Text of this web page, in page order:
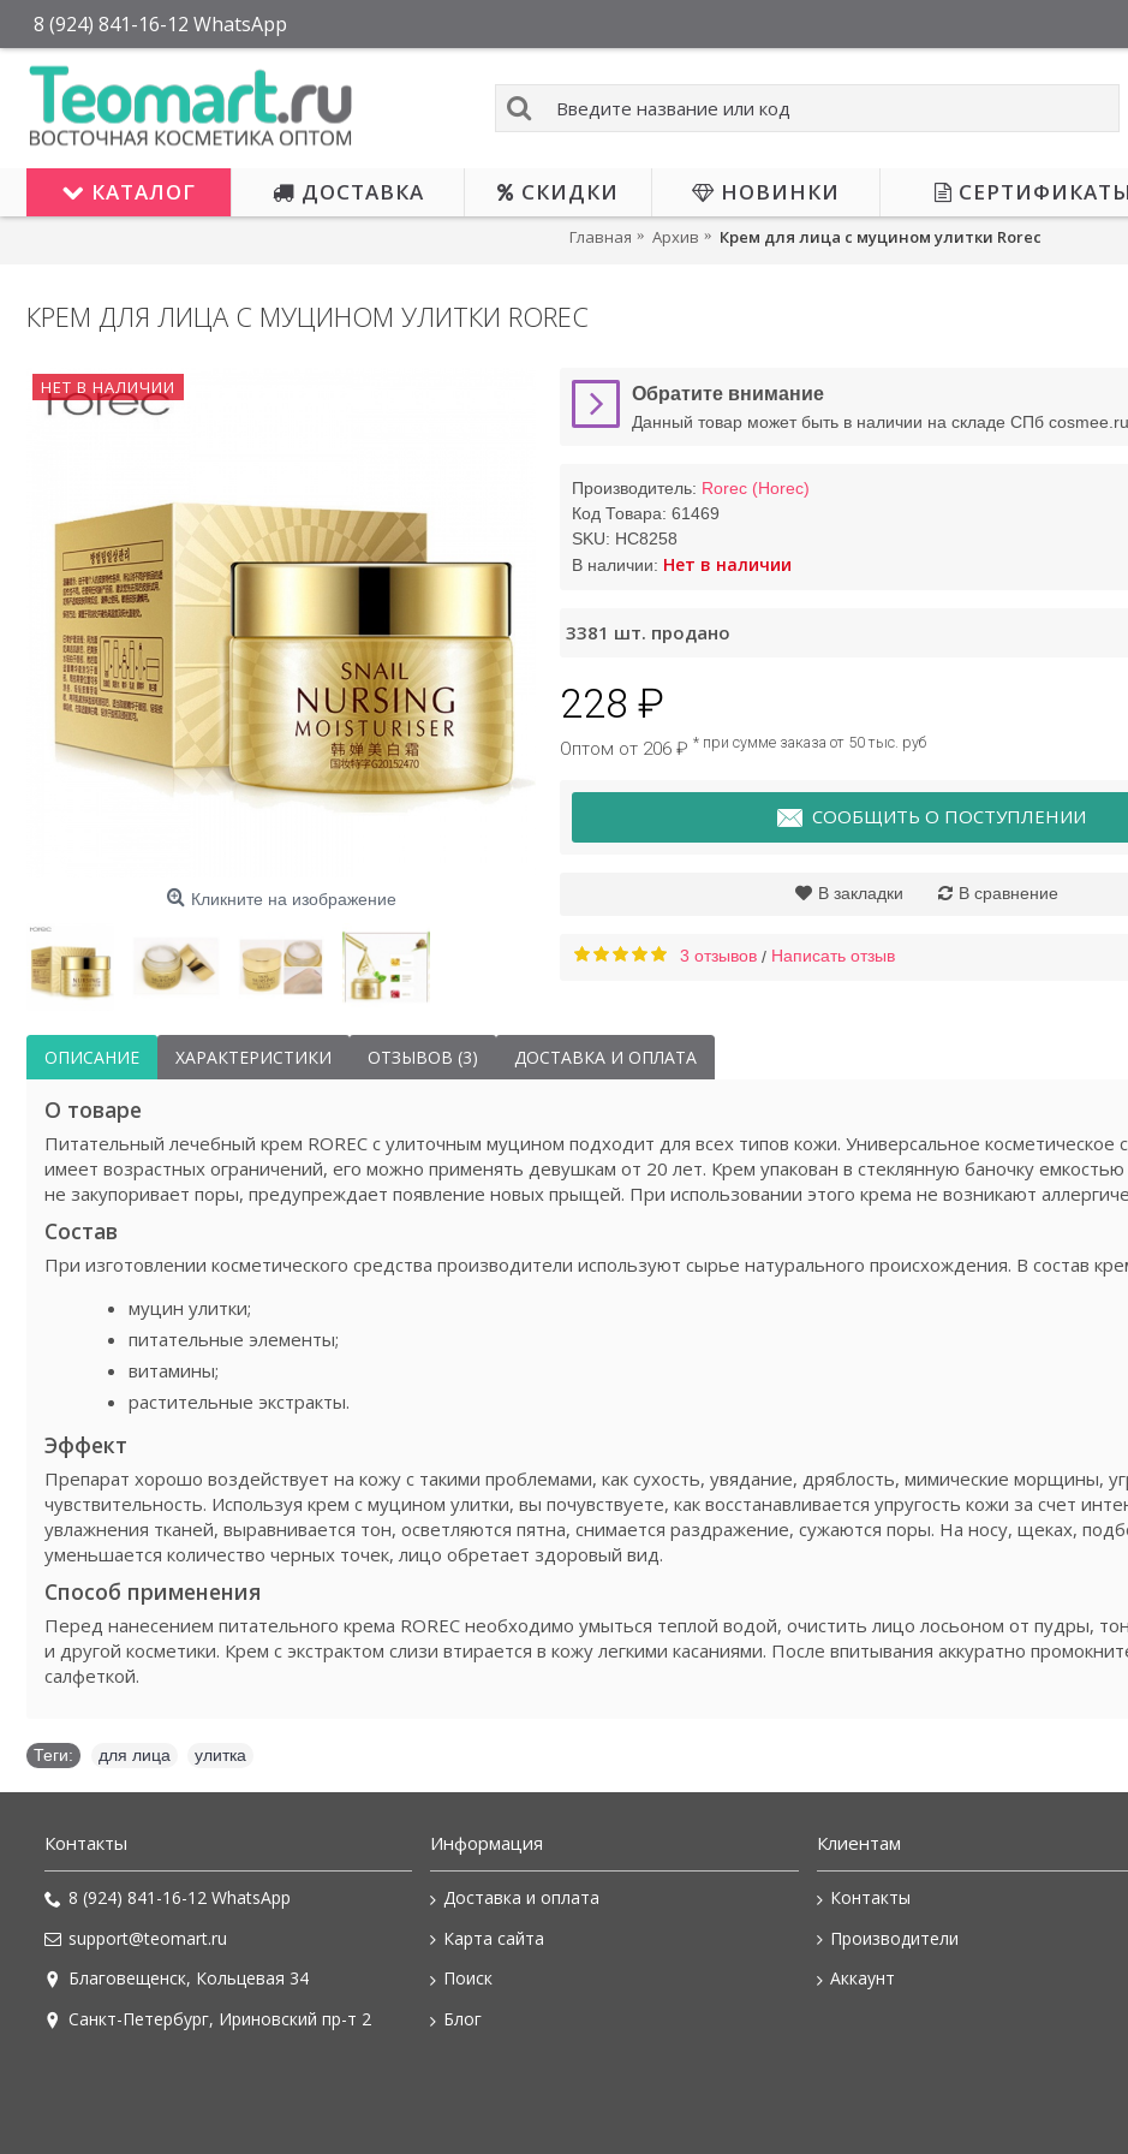
8 (924) 841-16-12 WhatsApp
КАТАЛОГ ДОСТАВКА СКИДКИ НОВИНКИ СЕРТИФИКАТЫ
Главная Архив Крем для лица с муцином улитки Rorec
Крем для лица с ягодой
годжи
КРЕМ ДЛЯ ЛИЦА С МУЦИНОМ УЛИТКИ ROREC
НЕТ В НАЛИЧИИ
Кликните на изображение
Обратите внимание
Данный товар может быть в наличии на складе СПб cosmee.ru
Производитель: Rorec (Horec)
Код Товара: 61469
SKU: HC8258
В наличии: Нет в наличии
3381 шт. продано
228 ₽
Оптом от 206 ₽ * при сумме заказа от 50 тыс. руб
СООБЩИТЬ О ПОСТУПЛЕНИИ
В закладки В сравнение
3 отзывов / Написать отзыв
ОПИСАНИЕ ХАРАКТЕРИСТИКИ ОТЗЫВОВ (3) ДОСТАВКА И ОПЛАТА
О товаре
Питательный лечебный крем ROREC с улиточным муцином подходит для всех типов кожи. Универсальное косметическое
имеет возрастных ограничений, его можно применять девушкам от 20 лет. Крем упакован в стеклянную баночку
не закупоривает поры, предупреждает появление новых прыщей. При использовании этого крема не возникают
Состав
При изготовлении косметического средства производители используют сырье натурального происхождения. В состав
муцин улитки;
питательные элементы;
витамины;
растительные экстракты.
Эффект
Препарат хорошо воздействует на кожу с такими проблемами, как сухость, увядание, дряблость, мимические морщины,
чувствительность. Используя крем с муцином улитки, вы почувствуете, как восстанавливается упругость кожи за счет
увлажнения тканей, выравнивается тон, осветляются пятна, снимается раздражение, сужаются поры. На носу, щеках,
уменьшается количество черных точек, лицо обретает здоровый вид.
Способ применения
Перед нанесением питательного крема ROREC необходимо умыться теплой водой, очистить лицо лосьоном от пудры,
и другой косметики. Крем с экстрактом слизи втирается в кожу легкими касаниями. После впитывания аккуратно
салфеткой.
Теги: для лица улитка
Контакты
8 (924) 841-16-12 WhatsApp
support@teomart.ru
Благовещенск, Кольцевая 34
Санкт-Петербург, Ириновский пр-т 2
Информация
Доставка и оплата
Карта сайта
Поиск
Блог
Клиентам
Контакты
Производители
Аккаунт